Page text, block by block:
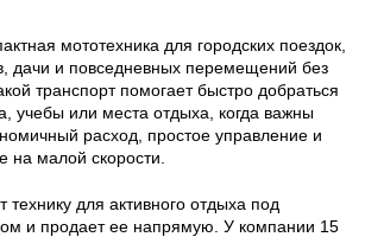
мототехника для городских поездок,
дачи и повседневных перемещений без
транспорт помогает быстро добраться
учебы или места отдыха, когда важны
расход, простое управление и
на малой скорости.
технику для активного отдыха под
и продает ее напрямую. У компании 15